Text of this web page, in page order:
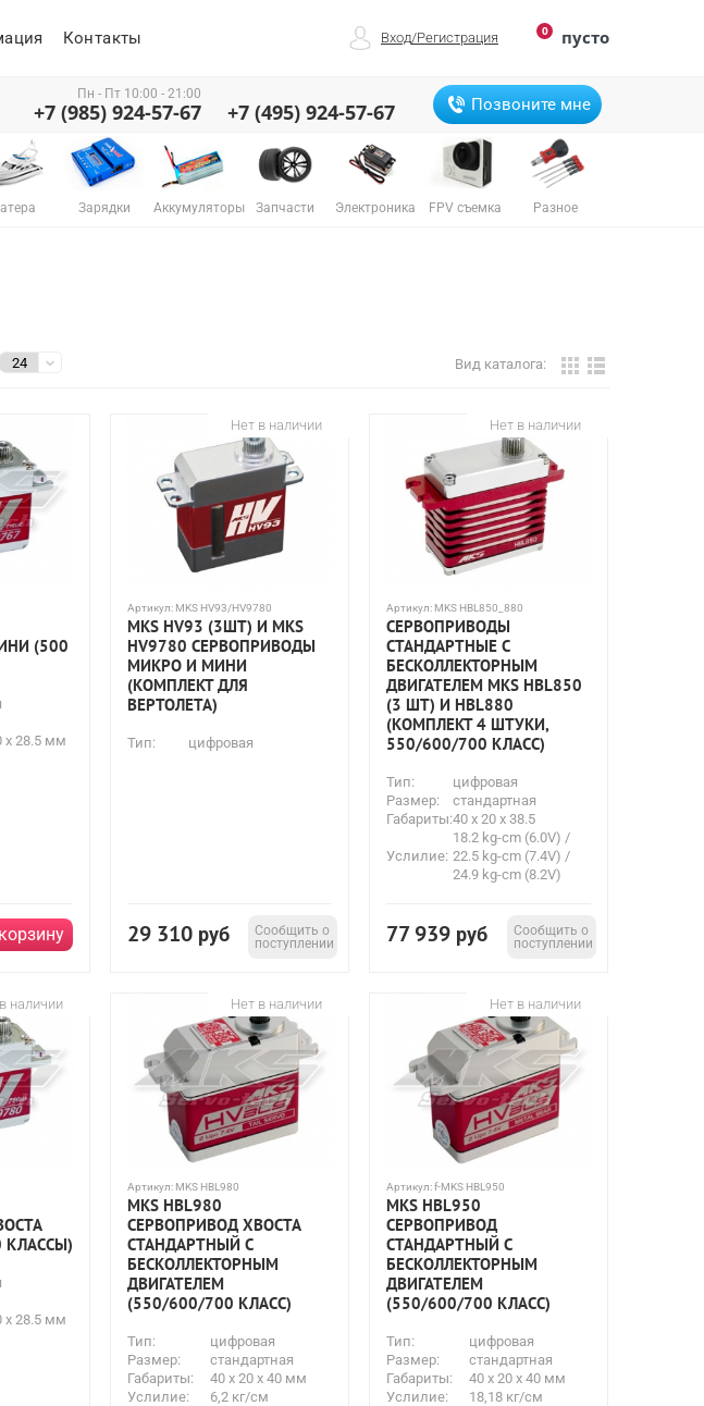
0 пусто
Вход/Регистрация
Контакты
Пн - Пт 10:00 - 21:00
+7 (985) 924-57-67 +7 (495) 924-57-67 Позвоните мне
Зарядки Аккумуляторы Запчасти Электроника FPV съемка Разное
Вид каталога:
(500
x 28.5 мм
Нет в наличии
Артикул: MKS HV93/HV9780
MKS HV93 (3ШТ) И MKS
HV9780 СЕРВОПРИВОДЫ
МИКРО И МИНИ
(КОМПЛЕКТ ДЛЯ
ВЕРТОЛЕТА)
Тип: цифровая
29 310 руб
Сообщить о
поступлении
Нет в наличии
Артикул: MKS HBL850_880
СЕРВОПРИВОДЫ
СТАНДАРТНЫЕ С
БЕСКОЛЛЕКТОРНЫМ
ДВИГАТЕЛЕМ MKS HBL850
(3 ШТ) И HBL880
(КОМПЛЕКТ 4 ШТУКИ,
550/600/700 КЛАСС)
Тип:
цифровая
Размер:
стандартная
Габариты:40 x 20 x 38.5
Услилие:
18.2 kg-cm (6.0V) /
22.5 kg-cm (7.4V) /
24.9 kg-cm (8.2V)
77 939 руб
Сообщить о
поступлении
наличии
КЛАССЫ)
x 28.5 мм
Нет в наличии
Артикул: MKS HBL980
MKS HBL980
СЕРВОПРИВОД ХВОСТА
СТАНДАРТНЫЙ С
БЕСКОЛЛЕКТОРНЫМ
ДВИГАТЕЛЕМ
(550/600/700 КЛАСС)
Тип:
цифровая
Размер:
стандартная
Габариты:
40 х 20 х 40 мм
Услилие:
6,2 кг/см
Нет в наличии
Артикул:f-MKS HBL950
MKS HBL950
СЕРВОПРИВОД
СТАНДАРТНЫЙ С
БЕСКОЛЛЕКТОРНЫМ
ДВИГАТЕЛЕМ
(550/600/700 КЛАСС)
Тип:
цифровая
Размер:
стандартная
Габариты:
40 х 20 х 40 мм
Услилие:
18,18 кг/см